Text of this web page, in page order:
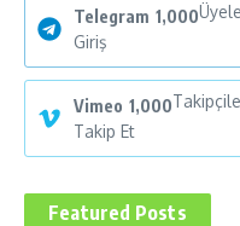
Telegram 1,000
Giriş
Vimeo 1,000
Takip Et
Featured Posts